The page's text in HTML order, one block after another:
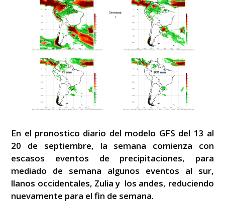
En el pronostico diario del modelo GFS del 13 al
20 de septiembre, la semana comienza con
escasos eventos de precipitaciones, para
mediado de semana algunos eventos al sur,
llanos occidentales, Zulia y los andes, reduciendo
nuevamente para el fin de semana.